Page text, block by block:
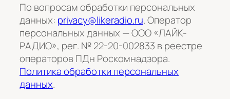
По вопросам обработки персональных
данных: privacy@likeradio.ru. Оператор
персональных данных — ООО «ЛАЙК-
РАДИО», рег. № 22-20-002833 в реестре
операторов ПДн Роскомнадзора.
Политика обработки персональных
данных.